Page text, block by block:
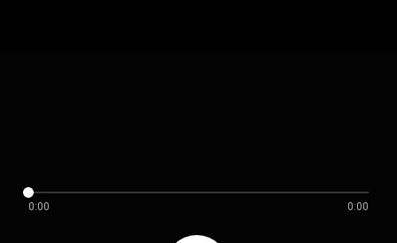
0:00 0:00